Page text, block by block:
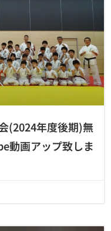
(2024年度後期)無
動画アップ致しま